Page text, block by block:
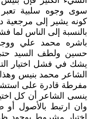
سوى وجوه سلبية
كونه يشير إلى مرجعية
بالنسبة إلى الناس لما
باشره محمد علي
حسين ولطف السيد
يشك في فشل اختيار
الشاعر محمد بنيس
مفرطة قادرة على
ينسى الشاعر أن كل
وان ارتبط بالأصول أو